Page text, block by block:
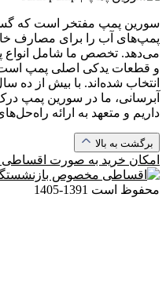
سورین پمپ مفتخر است که
پمپ‌های آب را برای مصارف
می‌دهد. تخصص ما شامل
و قطعات یدکی اصلی پمپ است
انتخاب شده‌اند. با بیش از ده
آبرسانی، ما در سورین پمپ
داریم و متعهد به ارائه
برگشت به بالا
امکان خرید به صورت
محفوظ است 1391-1405